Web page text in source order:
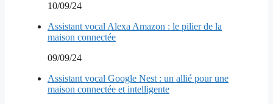
10/09/24
Assistant vocal Alexa Amazon : le pilier de la
maison connectée
09/09/24
Assistant vocal Google Nest : un allié pour une
maison connectée et intelligente